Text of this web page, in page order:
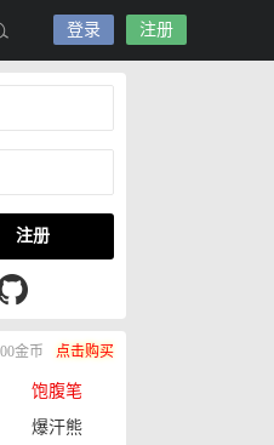
登录 注册
注册
金币 点击购买
饱腹笔
爆汗熊